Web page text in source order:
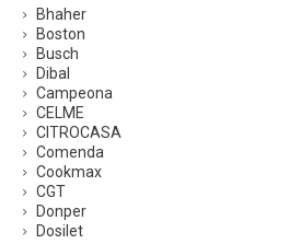
Bhaher
Boston
Busch
Dibal
Campeona
CELME
CITROCASA
Comenda
Cookmax
CGT
Donper
Dosilet